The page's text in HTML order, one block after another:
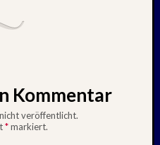
Kommentar
veröffentlicht.
*markiert.